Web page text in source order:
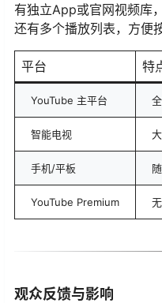
有独立App或官网视频库
还有多个播放列表，方便
平台 特
YouTube 主平台
智能电视
手机/平板
YouTube Premium
观众反馈与影响